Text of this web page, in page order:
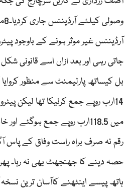
آرڈیننس غیر موثر ہونے کے باوجود
جاتی رہی اور بعد ازاں اسے قانونی
بل کیساتھ پارلیمنٹ سے منظور کروایا
14ارب روپے جمع کرنیکا تھا لیکن
میں 118.5ارب روپے جمع ہوگئے
رقم نہ صرف براہ راست وفاق کے پاس
حصہ دینے کا جھنجھٹ بھی نہ رہا۔ پھر
ہاتھ پیسے اینٹھنے کاآسان ترین نسخہ